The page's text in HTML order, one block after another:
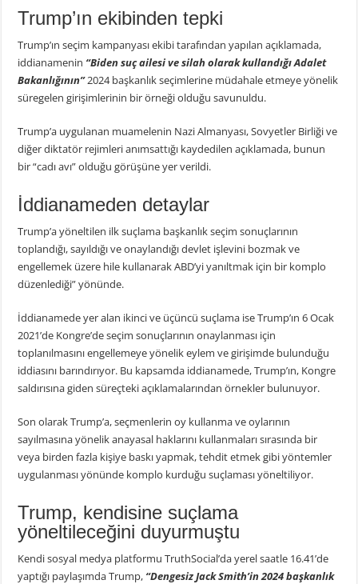
Trump’ın ekibinden tepki
Trump’ın seçim kampanyası ekibi tarafından yapılan açıklamada,
iddianamenin “Biden suç ailesi ve silah olarak kullandığı Adalet
Bakanlığının”2024 başkanlık seçimlerine müdahale etmeye yönelik
süregelen girişimlerinin bir örneği olduğu savunuldu.
Trump’a uygulanan muamelenin Nazi Almanyası, Sovyetler Birliği ve
diğer diktatör rejimleri anımsattığı kaydedilen açıklamada, bunun
bir “cadı avı” olduğu görüşüne yer verildi.
İddianameden detaylar
Trump’a yöneltilen ilk suçlama başkanlık seçim sonuçlarının
toplandığı, sayıldığı ve onaylandığı devlet işlevini bozmak ve
engellemek üzere hile kullanarak ABD’yi yanıltmak için bir komplo
düzenlediği” yönünde.
İddianamede yer alan ikinci ve üçüncü suçlama ise Trump’ın 6 Ocak
2021’de Kongre’de seçim sonuçlarının onaylanması için
toplanılmasını engellemeye yönelik eylem ve girişimde bulunduğu
iddiasını barındırıyor. Bu kapsamda iddianamede, Trump’ın, Kongre
saldırısına giden süreçteki açıklamalarından örnekler bulunuyor.
Son olarak Trump’a, seçmenlerin oy kullanma ve oylarının
sayılmasına yönelik anayasal haklarını kullanmaları sırasında bir
veya birden fazla kişiye baskı yapmak, tehdit etmek gibi yöntemler
uygulanması yönünde komplo kurduğu suçlaması yöneltiliyor.
Trump, kendisine suçlama
yöneltileceğini duyurmuştu
Kendi sosyal medya platformu TruthSocial’da yerel saatle 16.41’de
yaptığı paylaşımda Trump, “Dengesiz Jack Smith’in 2024 başkanlık